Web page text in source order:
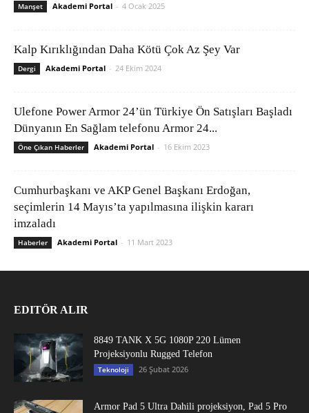
Manşet Akademi Portal - 4 Ocak 2025
Kalp Kırıklığından Daha Kötü Çok Az Şey Var
Dergi Akademi Portal - 24 Ekim 2024
Ulefone Power Armor 24’ün Türkiye Ön Satışları Başladı
Dünyanın En Sağlam telefonu Armor 24...
Öne Çıkan Haberler Akademi Portal - 16 Ekim 2023
Cumhurbaşkanı ve AKP Genel Başkanı Erdoğan,
seçimlerin 14 Mayıs’ta yapılmasına ilişkin kararı
imzaladı
Haberler Akademi Portal - 11 Mart 2023
EDITÖR ALIR
8849 TANK X 5G 1080P 220 Lümen
Projeksiyonlu Rugged Telefon
Teknoloji 26 Şubat 2026
Armor Pad 5 Ultra Dahili projeksiyon, Pad 5 Pro